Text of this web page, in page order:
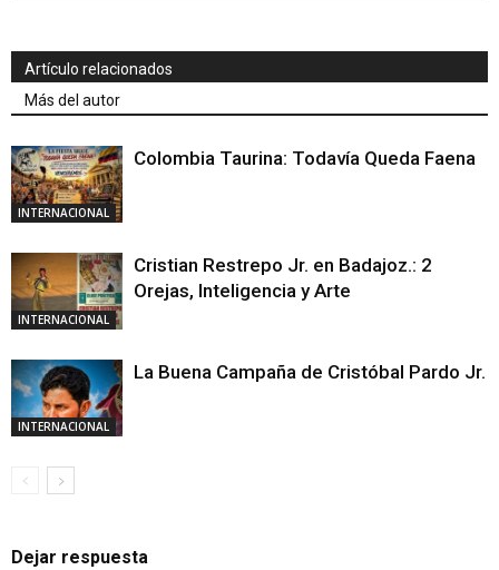
Artículo relacionados
Más del autor
INTERNACIONAL
Colombia Taurina: Todavía Queda Faena
INTERNACIONAL
Cristian Restrepo Jr. en Badajoz.: 2
Orejas, Inteligencia y Arte
INTERNACIONAL
La Buena Campaña de Cristóbal Pardo Jr.
Dejar respuesta